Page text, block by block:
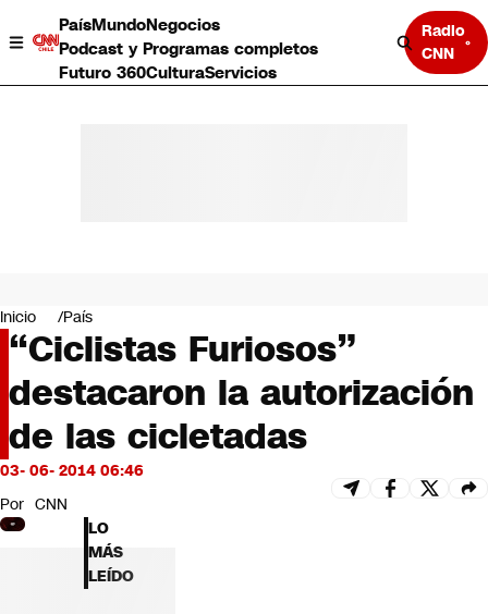
PaísMundoNegocios
Podcast y Programas completos
Futuro 360CulturaServicios
Radio
CNN
Negocios
Deportes
Programas completos
Cultura
Servicios
Bits
CNN tiempo
Futuro 360
Opinión
Inicio País
“Ciclistas Furiosos”
destacaron la autorización
de las cicletadas
03- 06- 2014 06:46
Por CNN
LO
MÁS
LEÍDO